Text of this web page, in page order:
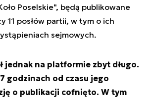
Poselskie", będą publikowane
11 posłów partii, w tym o ich
sejmowych.
jednak na platformie zbyt długo.
godzinach od czasu jego
o publikacji cofnięto. W tym